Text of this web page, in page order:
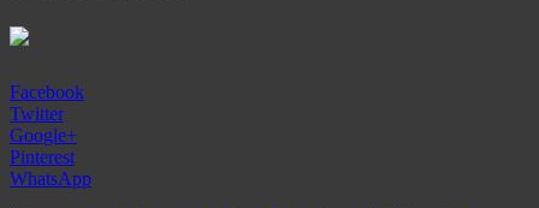
Facebook
Twitter
Google+
Pinterest
WhatsApp